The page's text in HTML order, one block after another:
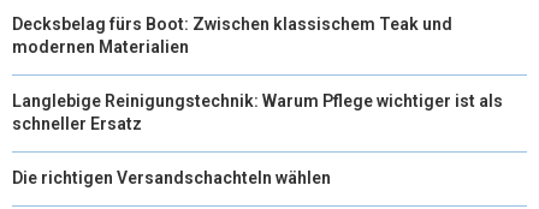
Decksbelag fürs Boot: Zwischen klassischem Teak und
modernen Materialien
Langlebige Reinigungstechnik: Warum Pflege wichtiger ist als
schneller Ersatz
Die richtigen Versandschachteln wählen